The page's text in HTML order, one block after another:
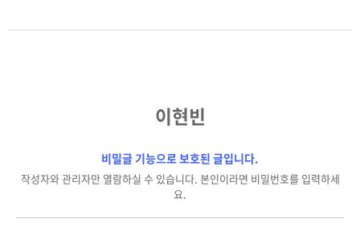
이현빈
비밀글 기능으로 보호된 글입니다.
작성자와 관리자만 열람하실 수 있습니다. 본인이라면 비밀번호를 입력하세
요.